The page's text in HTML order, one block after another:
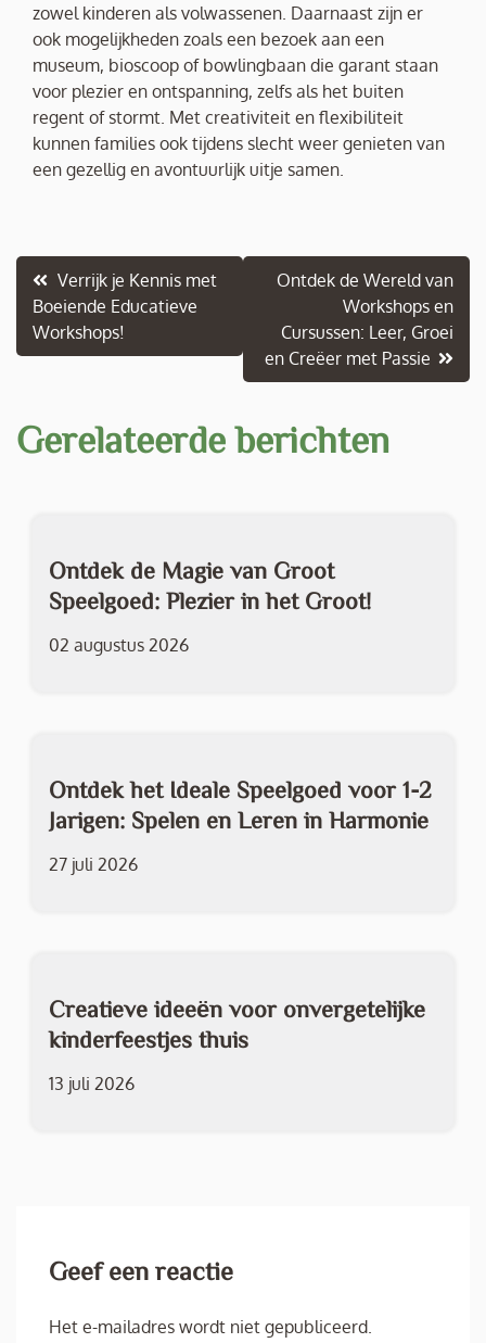
zowel kinderen als volwassenen. Daarnaast zijn er
ook mogelijkheden zoals een bezoek aan een
museum, bioscoop of bowlingbaan die garant staan
voor plezier en ontspanning, zelfs als het buiten
regent of stormt. Met creativiteit en flexibiliteit
kunnen families ook tijdens slecht weer genieten van
een gezellig en avontuurlijk uitje samen.
Berichtnavigatie
Verrijk je Kennis met
Boeiende Educatieve
Workshops!
Ontdek de Wereld van
Workshops en
Cursussen: Leer, Groei
en Creëer met Passie
Gerelateerde berichten
Ontdek de Magie van Groot
Speelgoed: Plezier in het Groot!
02 augustus 2026
Ontdek het Ideale Speelgoed voor 1-2
Jarigen: Spelen en Leren in Harmonie
27 juli 2026
Creatieve ideeën voor onvergetelijke
kinderfeestjes thuis
13 juli 2026
Geef een reactie
Het e-mailadres wordt niet gepubliceerd.